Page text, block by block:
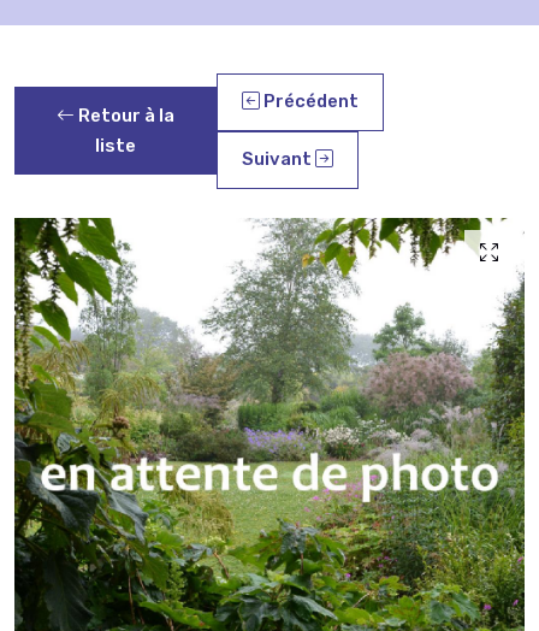
Retour à la
liste
Précédent
Suivant